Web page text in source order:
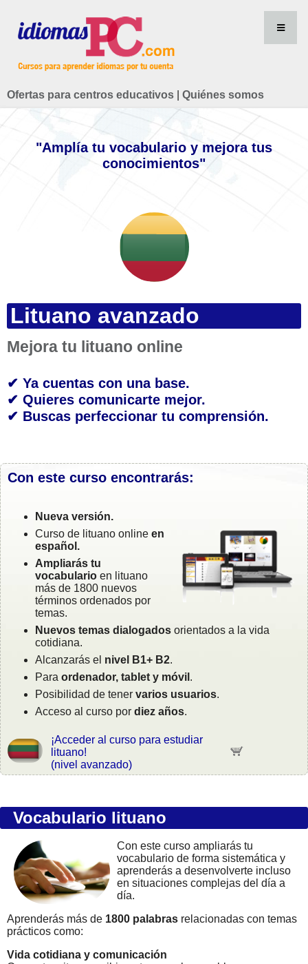
Ofertas para centros educativos Quiénes somos
"Amplía tu vocabulario y mejora tus
conocimientos"
Lituano avanzado
Mejora tu lituano online
✔ Ya cuentas con una base.
✔ Quieres comunicarte mejor.
✔ Buscas perfeccionar tu comprensión.
Con este curso encontrarás:
Nueva versión.
Curso de lituano online en
español.
Ampliarás tu
vocabulario en lituano
más de 1800 nuevos
términos ordenados por
temas.
Nuevos temas dialogados orientados a la vida
cotidiana.
Alcanzarás el nivel B1+ B2.
Para ordenador, tablet y móvil .
Posibilidad de tener varios usuarios.
Acceso al curso por diez años.
¡Acceder al curso para estudiar
lituano!
(nivel avanzado)
Vocabulario lituano
Con este curso ampliarás tu
vocabulario de forma sistemática y
aprenderás a desenvolverte incluso
en situaciones complejas del día a
día.
Aprenderás más de 1800 palabras relacionadas con temas
prácticos como:
Vida cotidiana y comunicación